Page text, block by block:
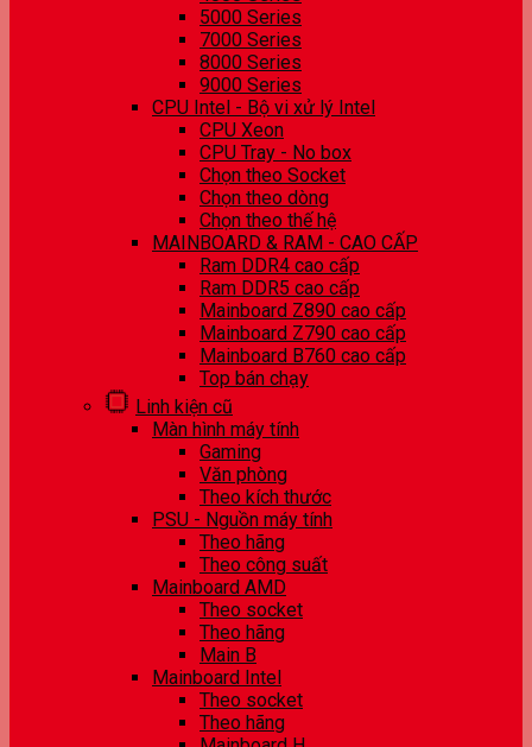
5000 Series
7000 Series
8000 Series
9000 Series
CPU Intel - Bộ vi xử lý Intel
CPU Xeon
CPU Tray - No box
Chọn theo Socket
Chọn theo dòng
Chọn theo thế hệ
MAINBOARD & RAM - CAO CẤP
Ram DDR4 cao cấp
Ram DDR5 cao cấp
Mainboard Z890 cao cấp
Mainboard Z790 cao cấp
Mainboard B760 cao cấp
Top bán chạy
Linh kiện cũ
Màn hình máy tính
Gaming
Văn phòng
Theo kích thước
PSU - Nguồn máy tính
Theo hãng
Theo công suất
Mainboard AMD
Theo socket
Theo hãng
Main B
Mainboard Intel
Theo socket
Theo hãng